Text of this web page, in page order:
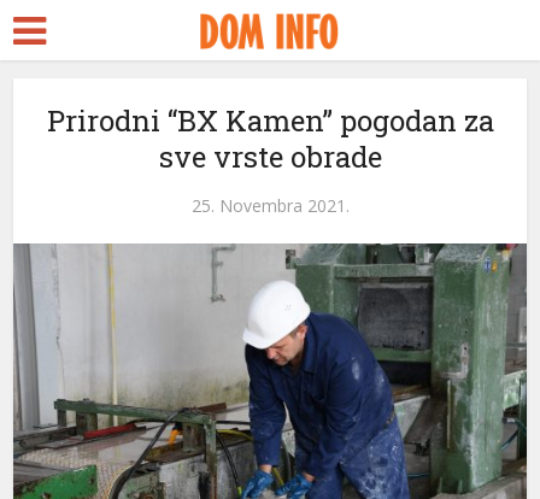
Prirodni “BX Kamen” pogodan za
sve vrste obrade
25. Novembra 2021.